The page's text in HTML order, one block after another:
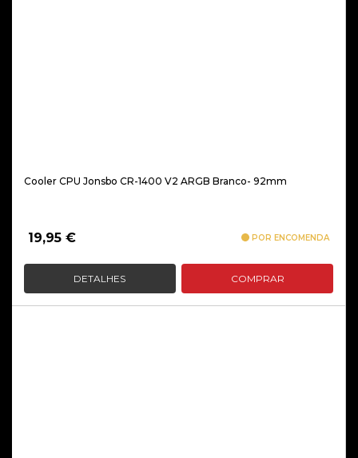
Cooler CPU Jonsbo CR-1400 V2 ARGB Branco- 92mm
19,95 € POR ENCOMENDA
DETALHES COMPRAR